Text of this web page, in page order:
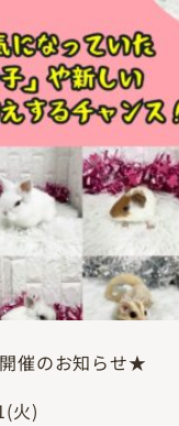
催のお知らせ★
火)